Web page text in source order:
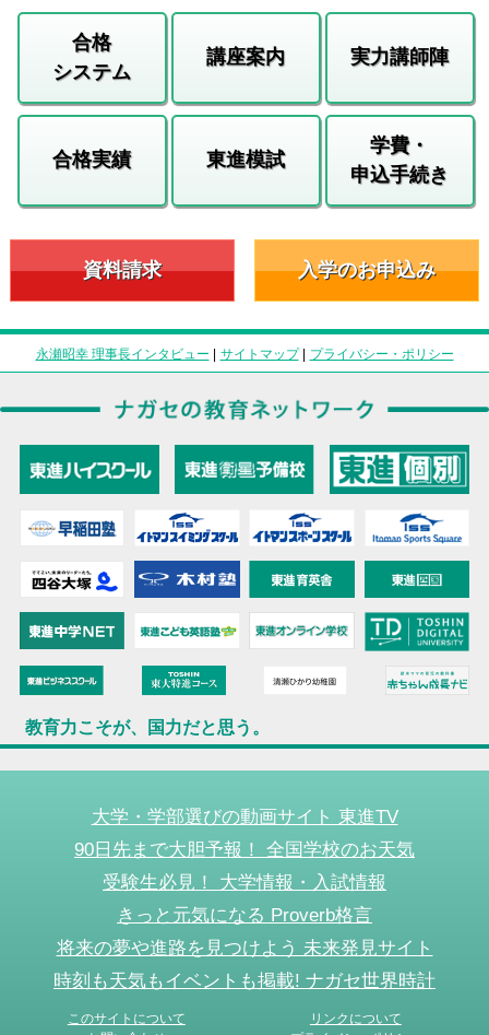
合格
システム
講座案内 実力講師陣
合格実績 東進模試
学費・
申込手続き
資料請求 入学のお申込み
永瀬昭幸 理事長インタビュー | サイトマップ| プライバシー・ポリシー
教育力こそが、国力だと思う。
大学・学部選びの動画サイト 東進TV
90日先まで大胆予報！ 全国学校のお天気
受験生必見！ 大学情報・入試情報
きっと元気になる Proverb格言
将来の夢や進路を見つけよう 未来発見サイト
時刻も天気もイベントも掲載! ナガセ世界時計
このサイトについて
リンクについて